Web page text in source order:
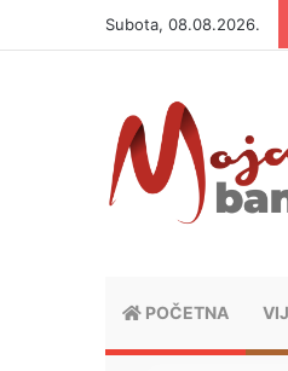
Subota, 08.08.2026.
POČETNA